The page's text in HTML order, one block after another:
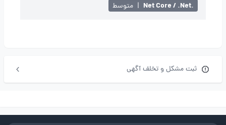
.Net Core / .Net
| متوسط
ثبت مشکل و تخلف آگهی